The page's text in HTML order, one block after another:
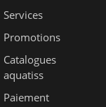
Services
Promotions
Catalogues
aquatiss
Paiement